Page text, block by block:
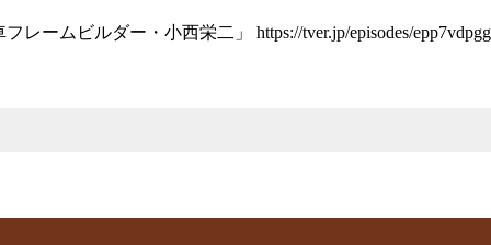
ームビルダー・小西栄二」 https://tver.jp/episodes/